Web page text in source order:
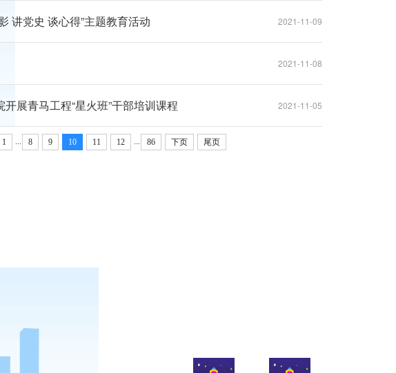
2021-11-09
讲党史 谈心得”主题教育活动
2021-11-08
2021-11-05
展青马工程“星火班”干部培训课程
1 8 9 10 11 12 86 下页 尾页